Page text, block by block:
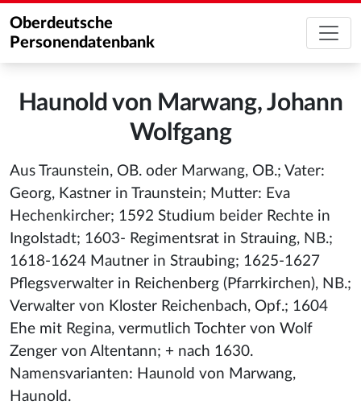
Oberdeutsche
Personendatenbank
Haunold von Marwang, Johann
Wolfgang
Aus Traunstein, OB. oder Marwang, OB.; Vater:
Georg, Kastner in Traunstein; Mutter: Eva
Hechenkircher; 1592 Studium beider Rechte in
Ingolstadt; 1603- Regimentsrat in Strauing, NB.;
1618-1624 Mautner in Straubing; 1625-1627
Pflegsverwalter in Reichenberg (Pfarrkirchen), NB.;
Verwalter von Kloster Reichenbach, Opf.; 1604
Ehe mit Regina, vermutlich Tochter von Wolf
Zenger von Altentann; + nach 1630.
Namensvarianten: Haunold von Marwang,
Haunold.